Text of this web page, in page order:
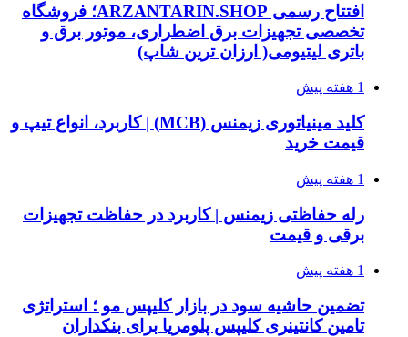
افتتاح رسمی ARZANTARIN.SHOP؛ فروشگاه
تخصصی تجهیزات برق اضطراری، موتور برق و
باتری لیتیومی( ارزان ترین شاپ)
1 هفته پیش
کلید مینیاتوری زیمنس (MCB) | کاربرد، انواع تیپ و
قیمت خرید
1 هفته پیش
رله حفاظتی زیمنس | کاربرد در حفاظت تجهیزات
برقی و قیمت
1 هفته پیش
تضمین حاشیه سود در بازار کلیپس مو ؛ استراتژی
تامین کانتینری کلیپس پلومریا برای بنکداران